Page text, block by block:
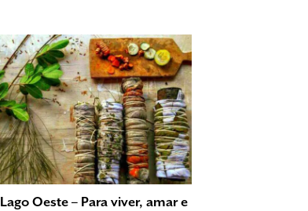
Lago Oeste – Para viver, amar e